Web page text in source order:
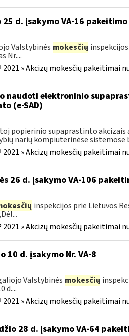
25 d. įsakymo VA-16 pakeitimo
Valstybinės mokesčių
Nr....
2021 » Akcizų mokesčių pakeitimai
naudoti elektroninio
(e-SAD)
popierinio supaprastinto
narių kompiuterinėse sistemose
2021 » Akcizų mokesčių pakeitimai
26 d. įsakymo VA-106
inspekcijos prie Lietuvos
2021 » Akcizų mokesčių pakeitimai
10 d. įsakymo Nr. VA-8
Valstybinės mokesčių
d....
2021 » Akcizų mokesčių pakeitimai
28 d. įsakymo VA-64